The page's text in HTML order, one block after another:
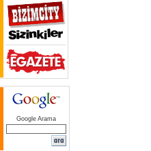
Google Arama